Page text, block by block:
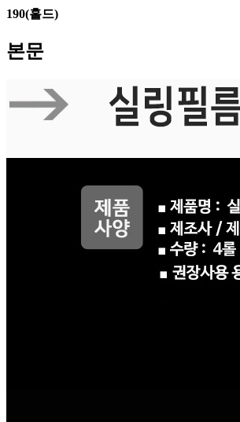
190(홀드)
본문